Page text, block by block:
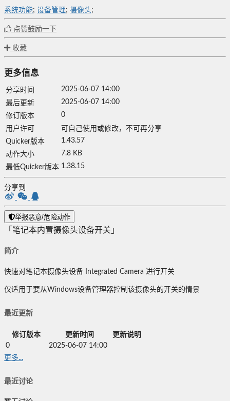
系统功能; 设备管理; 摄像头;
点赞鼓励一下
收藏
更多信息
分享时间
2025-06-07 14:00
最后更新
2025-06-07 14:00
修订版本
0
用户许可
可自己使用或修改，不可再分享
Quicker版本
1.43.57
动作大小
7.8 KB
最低Quicker版本 1.38.15
分享到
举报恶意/危险动作
「笔记本内置摄像头设备开关」
简介
快速对笔记本摄像头设备 Integrated Camera 进行开关
仅适用于要从Windows设备管理器控制该摄像头的开关的情景
最近更新
修订版本 更新时间
更新说明
0
2025-06-07 14:00
更多...
最近讨论